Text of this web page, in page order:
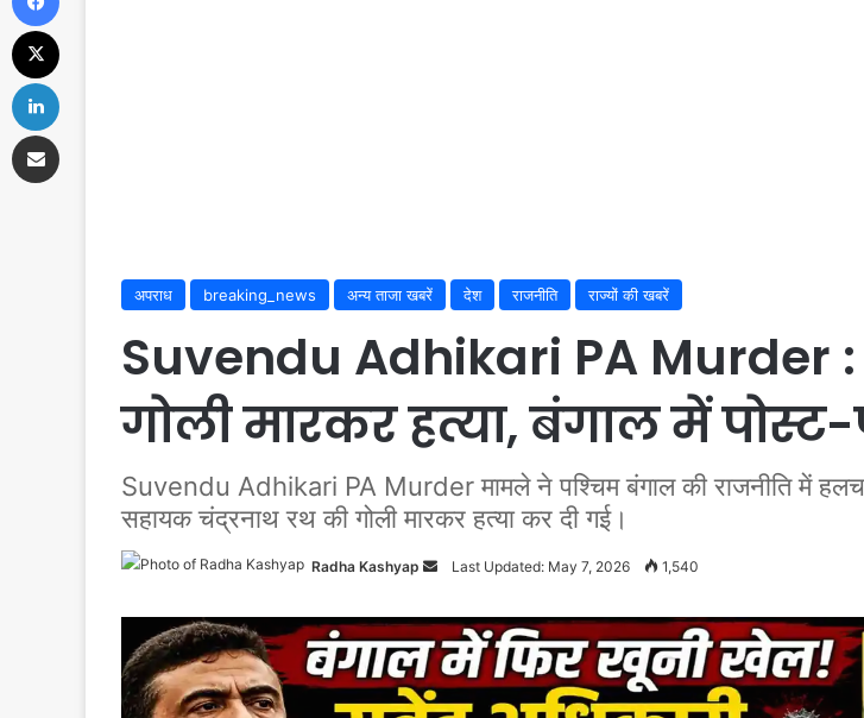
अपराध breaking_news अन्य ताजा खबरें देश राजनीति राज्यों की खबरें
Suvendu Adhikari PA Murder
गोली मारकर हत्या, बंगाल में
Suvendu Adhikari PA Murder मामले ने पश्चिम बंगाल की राजनीति में
सहायक चंद्रनाथ रथ की गोली मारकर हत्या कर दी गई।
Radha Kashyap
Send
email
Last Updated: May 7, 2026 1,540